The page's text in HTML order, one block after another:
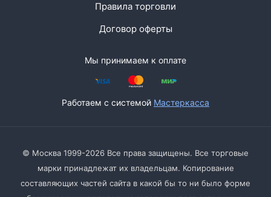
Правила торговли
Договор оферты
Мы принимаем к оплате
Работаем с системой Мастеркасса
© Москва 1999-2026 Все права защищены. Все торговые
марки принадлежат их владельцам. Копирование
составляющих частей сайта в какой бы то ни было форме